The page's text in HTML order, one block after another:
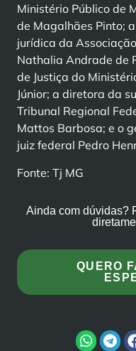
Ministério Público de
de Magalhães Pinto;
jurídica da
Nathalia Andrade de
de Justiça do
Júnior; a diretora da
Tribunal Regional
Mattos Barbosa; e o
juiz federal Pedro
Fonte: Tj MG
Ainda com dúvidas?
QUERO